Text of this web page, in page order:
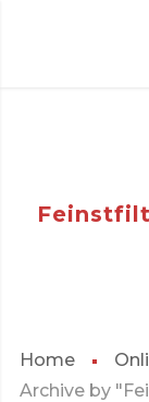
Home
Archive by